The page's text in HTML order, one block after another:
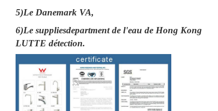
5)Le Danemark VA,
6)Le suppliesdepartment de l'eau de Hong Kong
LUTTE détection.